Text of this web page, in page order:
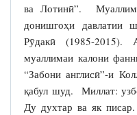
ва Лотинӣ”.
донишгоҳи давлатии
Рӯдакӣ (1985-
муаллимаи калони
“Забони англисӣ”-и
қабул шуд. Миллат:
Ду духтар ва як